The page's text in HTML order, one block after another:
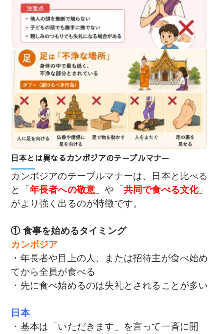
日本とは異なるカンボジアのテーブルマナー
カンボジアのテーブルマナーは、日本と比べる
と「 年長者への敬意 」や「 共同で食べる文化」
がより強く出るのが特徴です。
① 食事を始めるタイミング
カンボジア
・年長者や目上の人、または招待主が食べ始め
てから全員が食べる
・先に食べ始めるのは失礼とされることが多い
日本
・基本は「いただきます」を言って一斉に開